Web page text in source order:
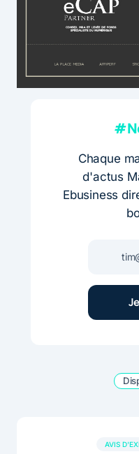
Chaque
d'actus
Ebusiness
AVIS